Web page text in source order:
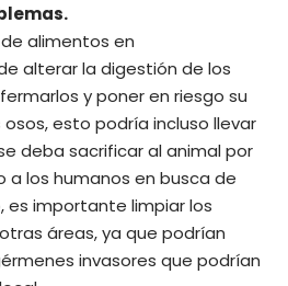
alimentos en
alterar la digestión de los
y poner en riesgo su
osos, esto podría incluso llevar
deba sacrificar al animal por
los humanos en busca de
es importante limpiar los
áreas, ya que podrían
invasores que podrían